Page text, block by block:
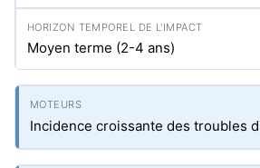
Moyen terme (2-4 ans)
Incidence croissante des troubles